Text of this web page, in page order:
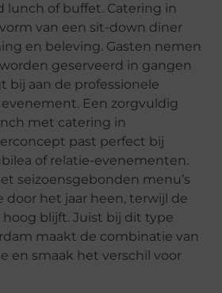
lunch of buffet. Catering in
van een sit-down diner
en beleving. Gasten nemen
geserveerd in gangen
bij aan de professionele
Een zorgvuldig
met catering in
past perfect bij
of relatie-evenementen.
seizoensgebonden menu’s
door het jaar heen, terwijl de
blijft. Juist bij dit type
maakt de combinatie van
en smaak het verschil voor